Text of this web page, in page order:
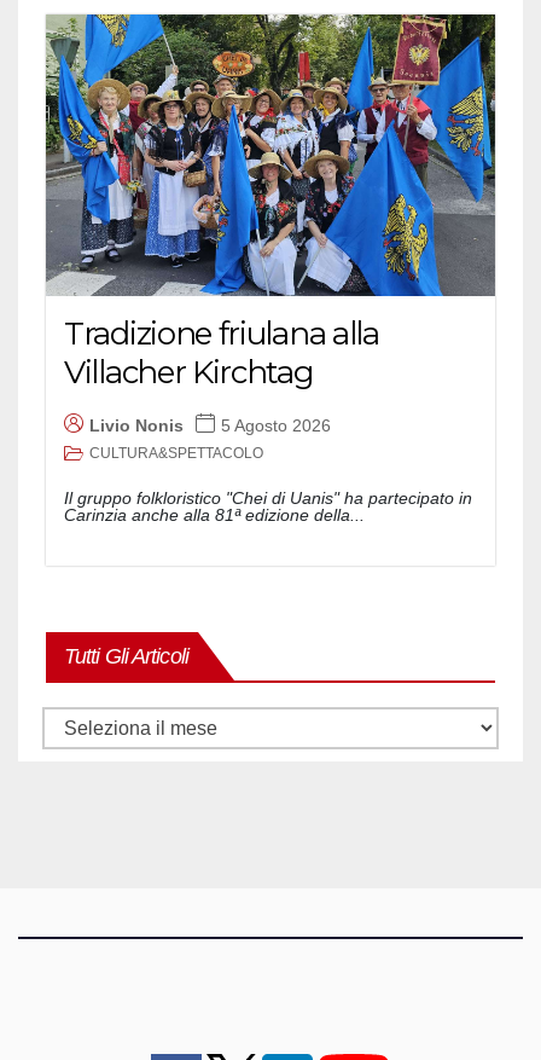
Tradizione friulana alla
Villacher Kirchtag
Livio Nonis 5 Agosto 2026
CULTURA&SPETTACOLO
Il gruppo folkloristico "Chei di Uanis" ha partecipato in
Carinzia anche alla 81ª edizione della...
Tutti Gli Articoli
Tutti